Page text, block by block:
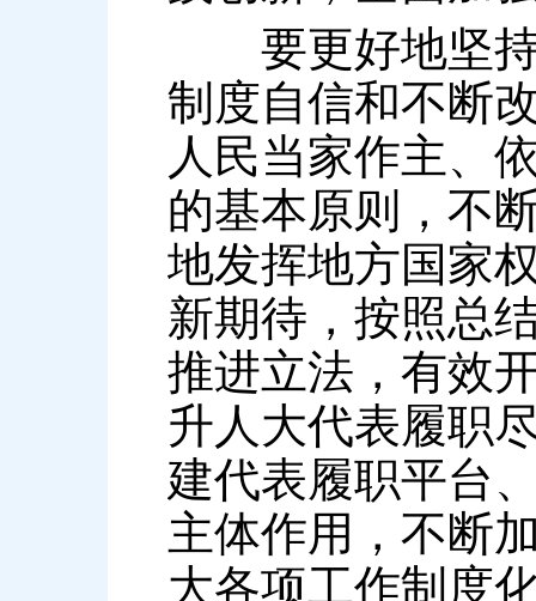
要更好地坚持
制度自信和不断
人民当家作主、
的基本原则，不
地发挥地方国家
新期待，按照总
推进立法，有效
升人大代表履职
建代表履职平台
主体作用，不断
大各项工作制度